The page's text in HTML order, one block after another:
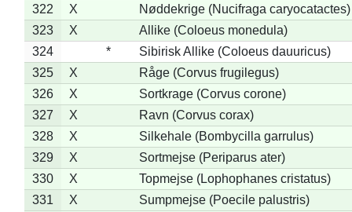
322
X
Nøddekrige (Nucifraga caryocatactes)
323
X
Allike (Coloeus monedula)
324
*
Sibirisk Allike (Coloeus dauuricus)
325
X
Råge (Corvus frugilegus)
326
X
Sortkrage (Corvus corone)
327
X
Ravn (Corvus corax)
328
X
Silkehale (Bombycilla garrulus)
329
X
Sortmejse (Periparus ater)
330
X
Topmejse (Lophophanes cristatus)
331
X
Sumpmejse (Poecile palustris)